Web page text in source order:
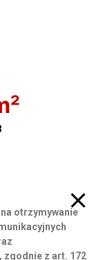
na otrzymywanie
zgodnie z art. 172